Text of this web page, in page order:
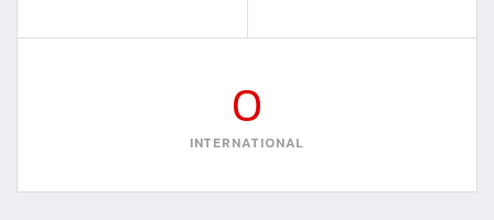
0
INTERNATIONAL